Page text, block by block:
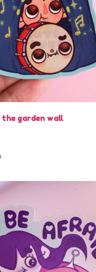
garden wall